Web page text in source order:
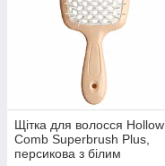
Щітка для волосся Hollow
Comb Superbrush Plus,
персикова з білим